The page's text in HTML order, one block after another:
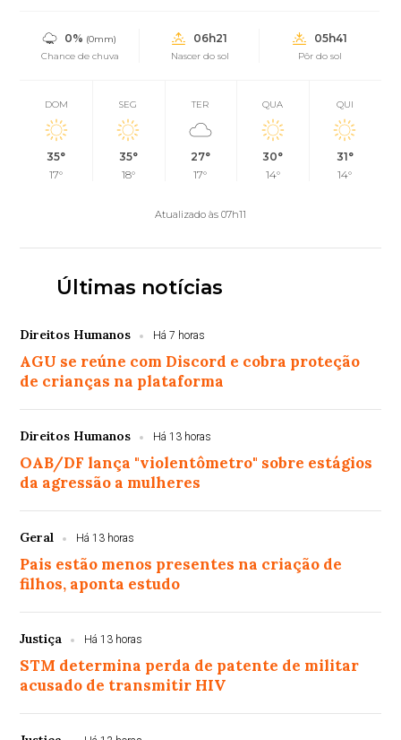
0% (0mm)
Chance de chuva
06h21
Nascer do sol
05h41
Pôr do sol
DOM
35°
17°
SEG
35°
18°
TER
27°
17°
QUA
30°
14°
QUI
31°
14°
Atualizado às 07h11
Últimas notícias
Direitos Humanos Há 7 horas
AGU se reúne com Discord e cobra proteção
de crianças na plataforma
Direitos Humanos Há 13 horas
OAB/DF lança "violentômetro" sobre estágios
da agressão a mulheres
Geral Há 13 horas
Pais estão menos presentes na criação de
filhos, aponta estudo
Justiça Há 13 horas
STM determina perda de patente de militar
acusado de transmitir HIV